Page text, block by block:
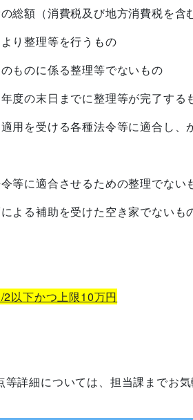
額（消費税及び地方消費税を含
り整理等を行うもの
のに係る整理等でないもの
の末日までに整理等が完了する
を受ける各種法令等に適合し、
に適合させるための整理でない
る補助を受けた空き家でないも
以下かつ上限10万円
等詳細については、担当課までお